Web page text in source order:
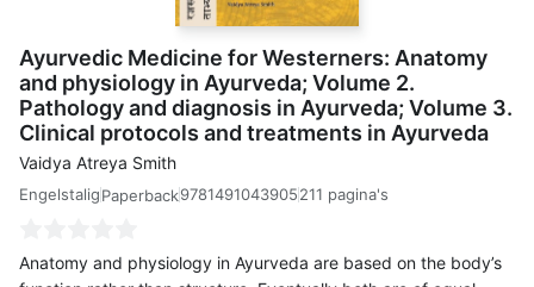
Ayurvedic Medicine for Westerners: Anatomy
and physiology in Ayurveda; Volume 2.
Pathology and diagnosis in Ayurveda; Volume 3.
Clinical protocols and treatments in Ayurveda
Vaidya Atreya Smith
EngelstaligPaperback9781491043905211 pagina's
Anatomy and physiology in Ayurveda are based on the body’s